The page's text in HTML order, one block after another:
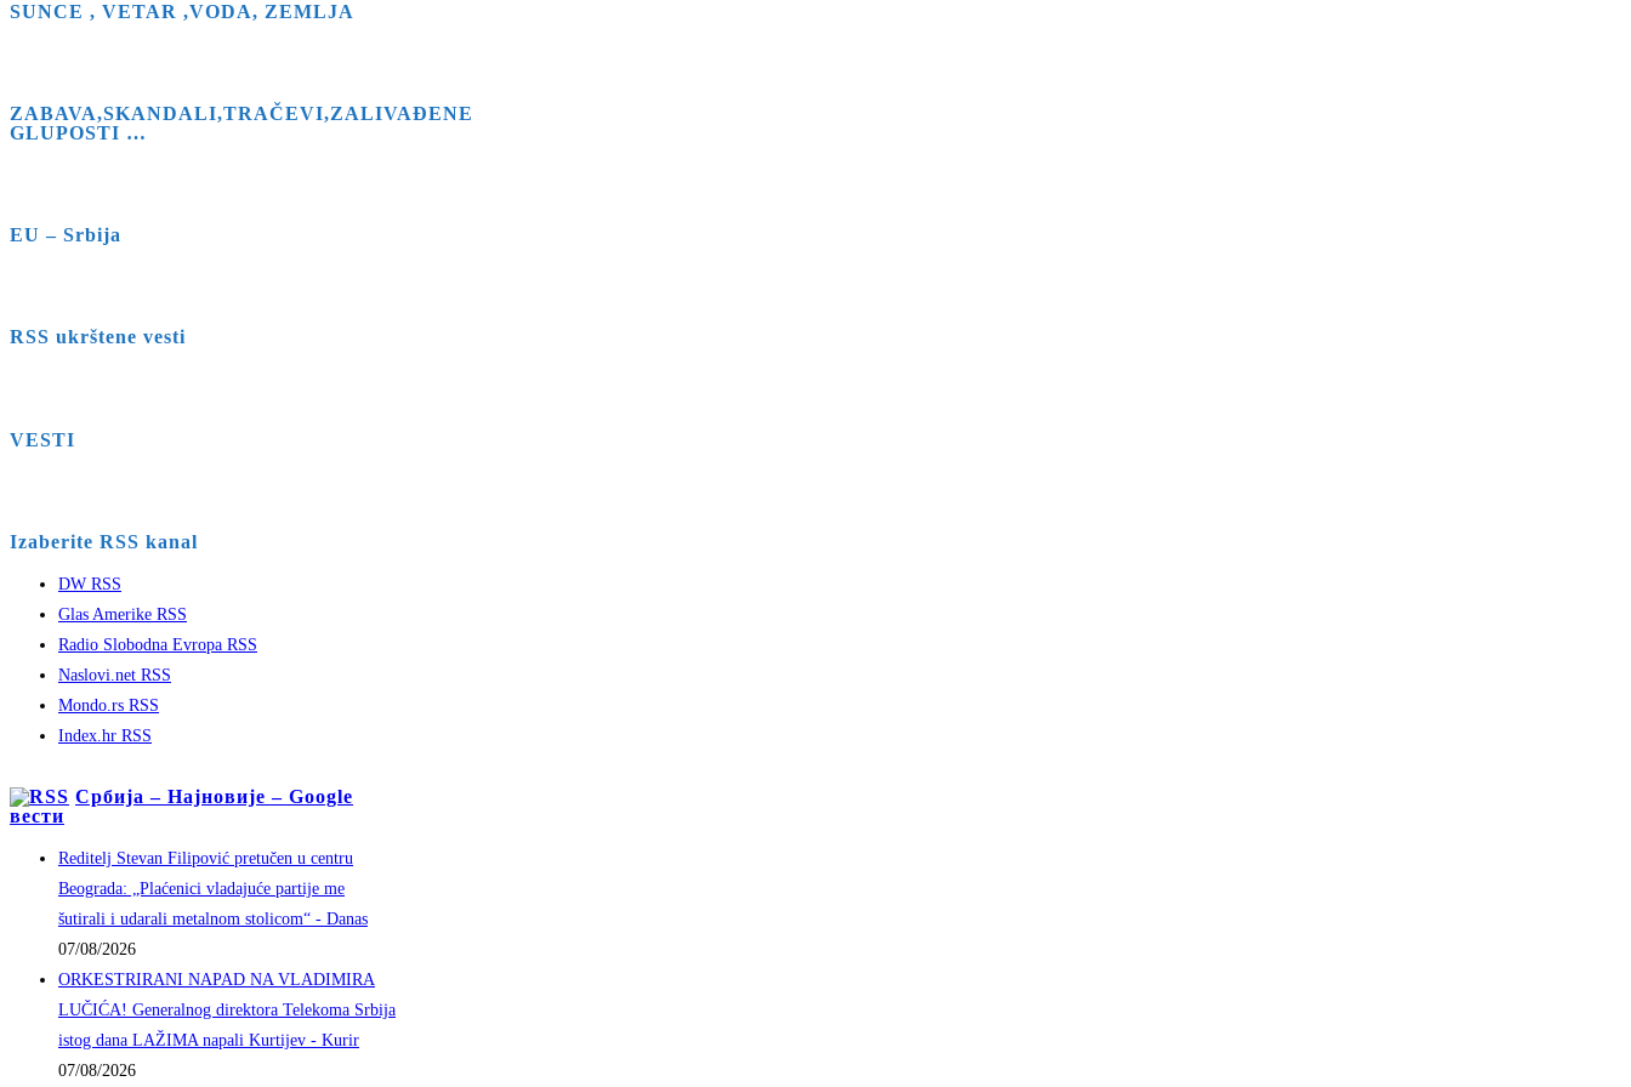
SUNCE , VETAR ,VODA, ZEMLJA
ZABAVA,SKANDALI,TRAČEVI,ZALIVAĐENE
GLUPOSTI …
EU – Srbija
RSS ukrštene vesti
VESTI
Izaberite RSS kanal
DW RSS
Glas Amerike RSS
Radio Slobodna Evropa RSS
Naslovi.net RSS
Mondo.rs RSS
Index.hr RSS
Србија – Најновије – Google
вести
Reditelj Stevan Filipović pretučen u centru
Beograda: „Plaćenici vladajuće partije me
šutirali i udarali metalnom stolicom“ - Danas
07/08/2026
ORKESTRIRANI NAPAD NA VLADIMIRA
LUČIĆA! Generalnog direktora Telekoma Srbija
istog dana LAŽIMA napali Kurtijev - Kurir
07/08/2026